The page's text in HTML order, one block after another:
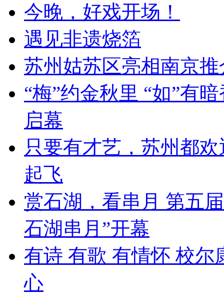
今晚，好戏开场！
遇见非遗烧箔
苏州姑苏区亮相南京
“梅”约金秋里 “如”有
启幕
只要有才艺，苏州都
起飞
赏石湖，看串月 第五
石湖串月”开幕
有诗 有歌 有情怀 校尔
心